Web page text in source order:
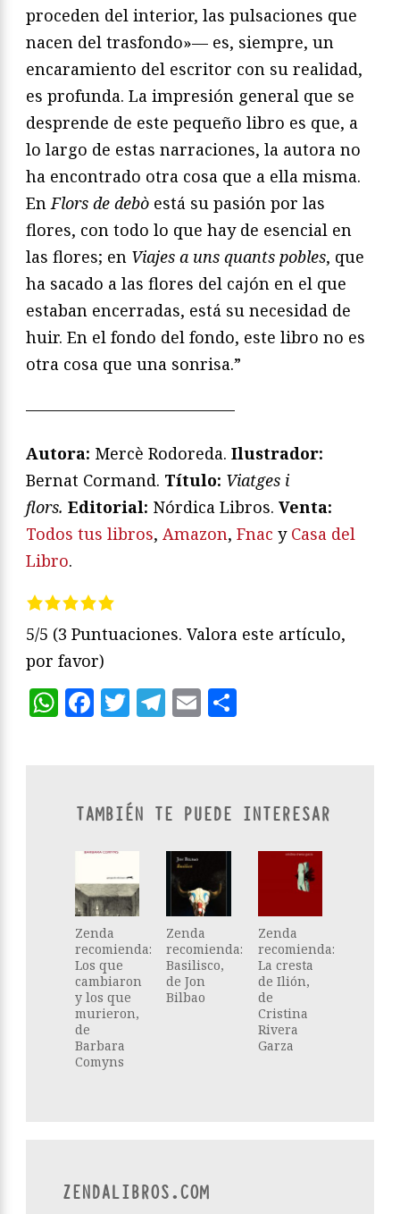
proceden del interior, las pulsaciones que
nacen del trasfondo»— es, siempre, un
encaramiento del escritor con su realidad,
es profunda. La impresión general que se
desprende de este pequeño libro es que, a
lo largo de estas narraciones, la autora no
ha encontrado otra cosa que a ella misma.
EnFlors de debò está su pasión por las
flores, con todo lo que hay de esencial en
las flores; en Viajes a uns quants pobles, que
ha sacado a las flores del cajón en el que
estaban encerradas, está su necesidad de
huir. En el fondo del fondo, este libro no es
otra cosa que una sonrisa.”
—————————————
Autora: Mercè Rodoreda. Ilustrador:
Bernat Cormand. Título: Viatges i
flors. Editorial: Nórdica Libros. Venta:
Todos tus libros, Amazon, Fnac y Casa del
Libro.
5/5 (3 Puntuaciones. Valora este artículo,
por favor)
WhatsApp
Facebook
Twitter
Telegram
Email
TAMBIÉN TE PUEDE INTERESAR
Zenda
recomienda:
Los que
cambiaron
y los que
murieron,
de
Barbara
Comyns
Zenda
recomienda:
Basilisco,
de Jon
Bilbao
Zenda
recomienda:
La cresta
de Ilión,
de
Cristina
Rivera
Garza
ZENDALIBROS.COM